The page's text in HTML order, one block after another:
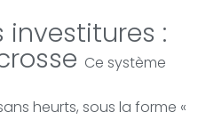
investitures :
Ce système
heurts, sous la forme «